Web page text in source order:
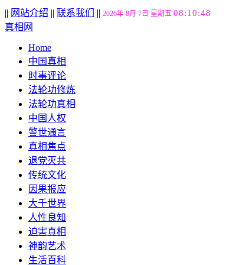
|| 网站介绍 || 联系我们 || 2026年 8月 7日 星期五 08:10:49
真相网
Home
中国真相
时事评论
法轮功修炼
法轮功真相
中国人权
警世通言
真相焦点
退党灭共
传统文化
因果报应
大千世界
人性良知
迫害真相
神韵艺术
生活百科